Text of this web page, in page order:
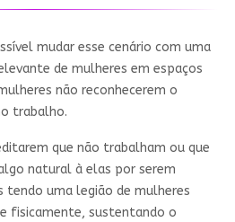
mudar esse cenário com uma
de mulheres em espaços
não reconhecerem o
trabalho.
que não trabalham ou que
natural à elas por serem
tendo uma legião de mulheres
fisicamente, sustentando o